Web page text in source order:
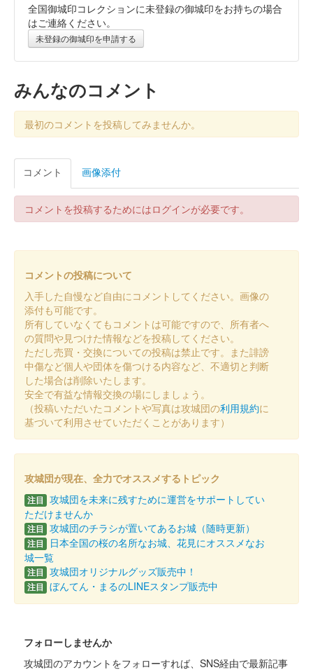
全国御城印コレクションに未登録の御城印をお持ちの場合
はご連絡ください。
未登録の御城印を申請する
みんなのコメント
最初のコメントを投稿してみませんか。
コメント 画像添付
コメントを投稿するためにはログインが必要です。
コメントの投稿について
入手した自慢など自由にコメントしてください。画像の
添付も可能です。
所有していなくてもコメントは可能ですので、所有者へ
の質問や見つけた情報などを投稿してください。
ただし売買・交換についての投稿は禁止です。また誹謗
中傷など個人や団体を傷つける内容など、不適切と判断
した場合は削除いたします。
安全で有益な情報交換の場にしましょう。
（投稿いただいたコメントや写真は攻城団の利用規約に
基づいて利用させていただくことがあります）
攻城団が現在、全力でオススメするトピック
注目 攻城団を未来に残すために運営をサポートしてい
ただけませんか
注目 攻城団のチラシが置いてあるお城（随時更新）
注目
日本全国の桜の名所なお城、花見にオススメなお
城一覧
注目 攻城団オリジナルグッズ販売中！
注目 ぼんてん・まるのLINEスタンプ販売中
フォローしませんか
攻城団のアカウントをフォローすれば、SNS経由で最新記事